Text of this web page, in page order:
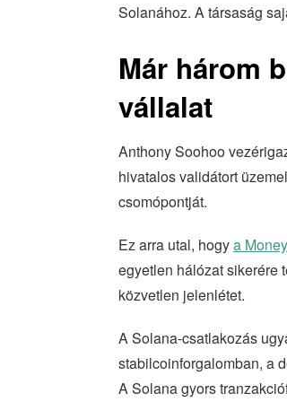
Solanához. A társaság
Már három
vállalat
Anthony Soohoo
hivatalos validátort
csomópontját.
Ez arra utal, hogya
egyetlen hálózat sikerére
közvetlen jelenlétet.
A Solana-csatlakozás
stabilcoinforgalomban, a
A Solana gyors